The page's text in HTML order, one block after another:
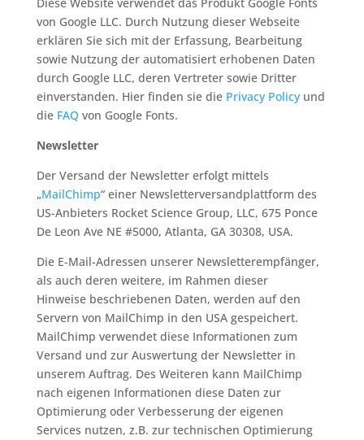
von Google LLC. Durch Nutzung dieser Webseite
erklären Sie sich mit der Erfassung, Bearbeitung
sowie Nutzung der automatisiert erhobenen Daten
durch Google LLC, deren Vertreter sowie Dritter
einverstanden. Hier finden sie die Privacy Policyund
die FAQ von Google Fonts.
Newsletter
Der Versand der Newsletter erfolgt mittels
„MailChimp“ einer Newsletterversandplattform des
US-Anbieters Rocket Science Group, LLC, 675 Ponce
De Leon Ave NE #5000, Atlanta, GA 30308, USA.
Die E-Mail-Adressen unserer Newsletterempfänger,
als auch deren weitere, im Rahmen dieser
Hinweise beschriebenen Daten, werden auf den
Servern von MailChimp in den USA gespeichert.
MailChimp verwendet diese Informationen zum
Versand und zur Auswertung der Newsletter in
unserem Auftrag. Des Weiteren kann MailChimp
nach eigenen Informationen diese Daten zur
Optimierung oder Verbesserung der eigenen
Services nutzen, z.B. zur technischen Optimierung